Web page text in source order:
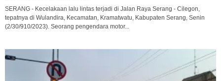
SERANG - Kecelakaan lalu lintas terjadi di Jalan Raya Serang - Cilegon,
tepatnya di Wulandira, Kecamatan, Kramatwatu, Kabupaten Serang, Senin
(2/30/910/2023). Seorang pengendara motor...